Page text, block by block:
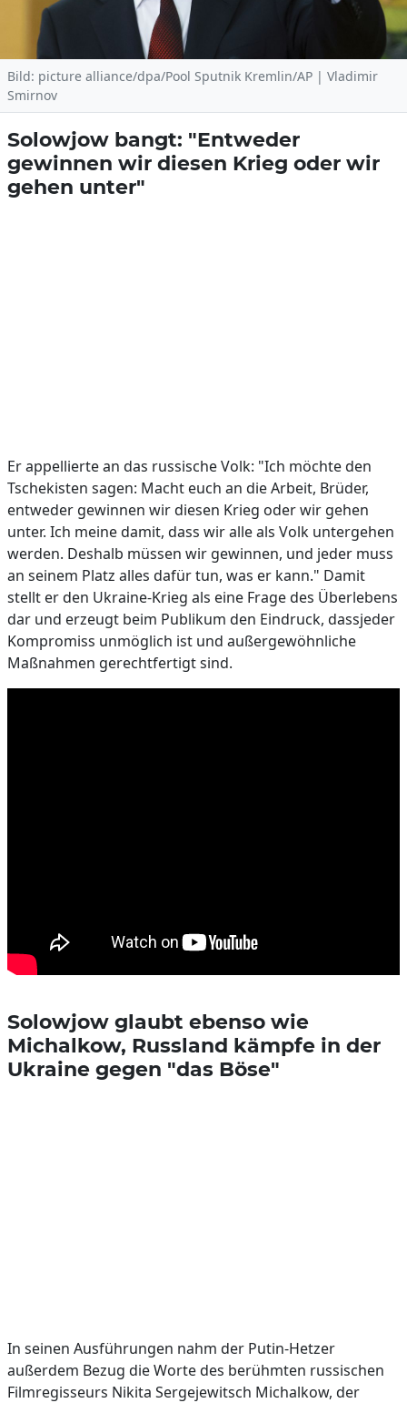
Bild: picture alliance/dpa/Pool Sputnik Kremlin/AP | Vladimir
Smirnov
Solowjow bangt: "Entweder
gewinnen wir diesen Krieg oder wir
gehen unter"
Er appellierte an das russische Volk: "Ich möchte den
Tschekisten sagen: Macht euch an die Arbeit, Brüder,
entweder gewinnen wir diesen Krieg oder wir gehen
unter. Ich meine damit, dass wir alle als Volk untergehen
werden. Deshalb müssen wir gewinnen, und jeder muss
an seinem Platz alles dafür tun, was er kann." Damit
stellt er den Ukraine-Krieg als eine Frage des Überlebens
dar und erzeugt beim Publikum den Eindruck, dassjeder
Kompromiss unmöglich ist und außergewöhnliche
Maßnahmen gerechtfertigt sind.
Solowjow glaubt ebenso wie
Michalkow, Russland kämpfe in der
Ukraine gegen "das Böse"
In seinen Ausführungen nahm der Putin-Hetzer
außerdem Bezug die Worte des berühmten russischen
Filmregisseurs Nikita Sergejewitsch Michalkow, der